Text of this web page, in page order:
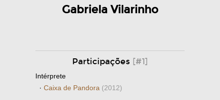
Gabriela Vilarinho
Participações [#1]
Intérprete
· Caixa de Pandora (2012)